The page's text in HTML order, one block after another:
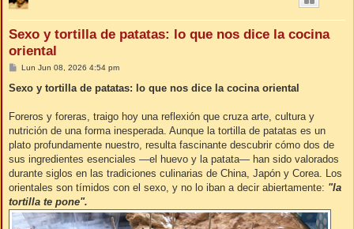
Sexo y tortilla de patatas: lo que nos dice la cocina
oriental
M
n
j
Lun Jun 08, 2026 4:54 pm
Sexo y tortilla de patatas: lo que nos dice la cocina oriental
Foreros y foreras, traigo hoy una reflexión que cruza arte, cultura y
nutrición de una forma inesperada. Aunque la tortilla de patatas es un
plato profundamente nuestro, resulta fascinante descubrir cómo dos de
sus ingredientes esenciales —el huevo y la patata— han sido valorados
durante siglos en las tradiciones culinarias de China, Japón y Corea. Los
orientales son tímidos con el sexo, y no lo iban a decir abiertamente: "la
tortilla te pone".